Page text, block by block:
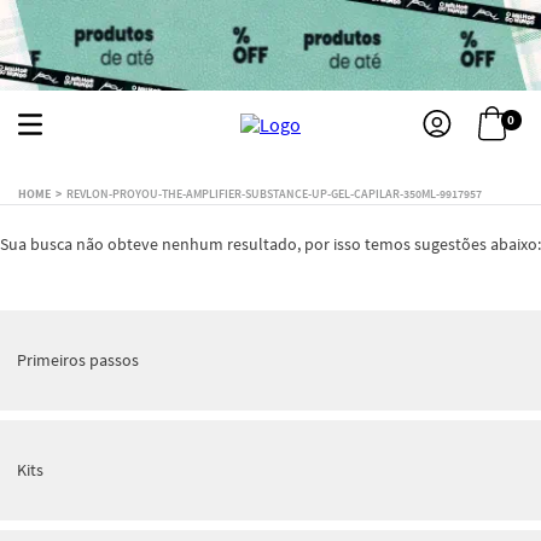
0
REVLON-PROYOU-THE-AMPLIFIER-SUBSTANCE-UP-GEL-CAPILAR-350ML-9917957
Sua busca não obteve nenhum resultado, por isso temos sugestões abaixo:
Primeiros passos
Kits